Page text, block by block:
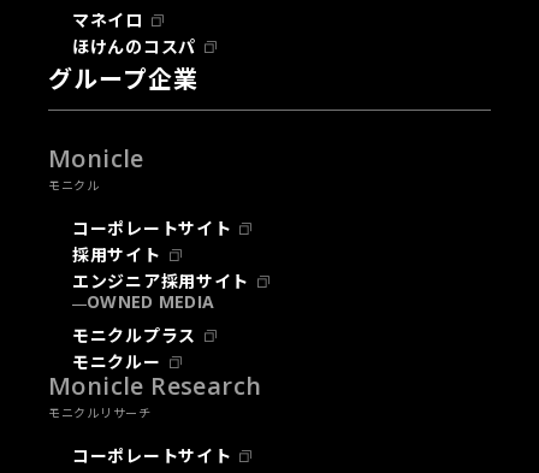
マネイロ
ほけんのコスパ
グループ企業
Monicle
モニクル
コーポレートサイト
採用サイト
エンジニア採用サイト
OWNED MEDIA
モニクルプラス
モニクルー
Monicle Research
モニクルリサーチ
コーポレートサイト